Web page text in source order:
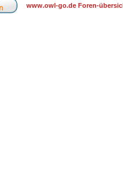
www.owl-go.de Foren-